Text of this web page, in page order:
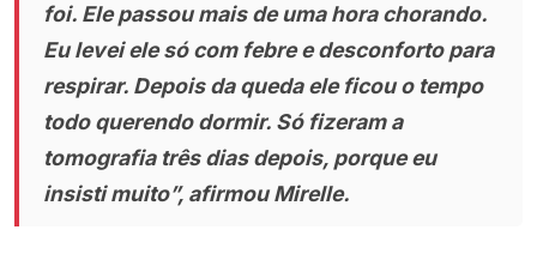
foi. Ele passou mais de uma hora chorando.
Eu levei ele só com febre e desconforto para
respirar. Depois da queda ele ficou o tempo
todo querendo dormir. Só fizeram a
tomografia três dias depois, porque eu
insisti muito”, afirmou Mirelle.